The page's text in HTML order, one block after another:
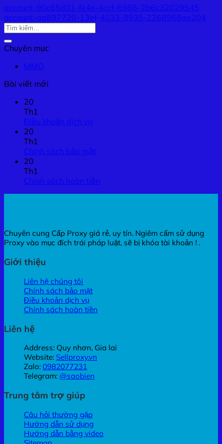
account-90c65d01-fe4e-4ccf-b986-2b6c32029545
account-aa897720-13ef-4033-8935-2268968aa204
Chuyên mục
MMO
Bài viết mới
20
Th1
Điều khoản dịch vụ
20
Th1
Chính sách bảo mật
20
Th1
Chính sách hoàn tiền
Chuyên cung Cấp Proxy giá rẻ, uy tín. Ngiêm cấm sử dụng
Proxy vào mục đích trái pháp luật, sẽ bị khóa tài khoản ! .
Giới thiệu
Liên hệ chúng tôi
Chính sách bảo mật
Điều khoản dịch vụ
Chính sách hoàn tiền
Liên hệ
Address: Quy nhơn, Gia lai
Website: Sellproxy.vn
Zalo: 0982077231
Telegram: @saobien
Trung tâm trợ giúp
Câu hỏi thường gặp
Hướng dẫn sử dụng
Hướng dẫn bằng video